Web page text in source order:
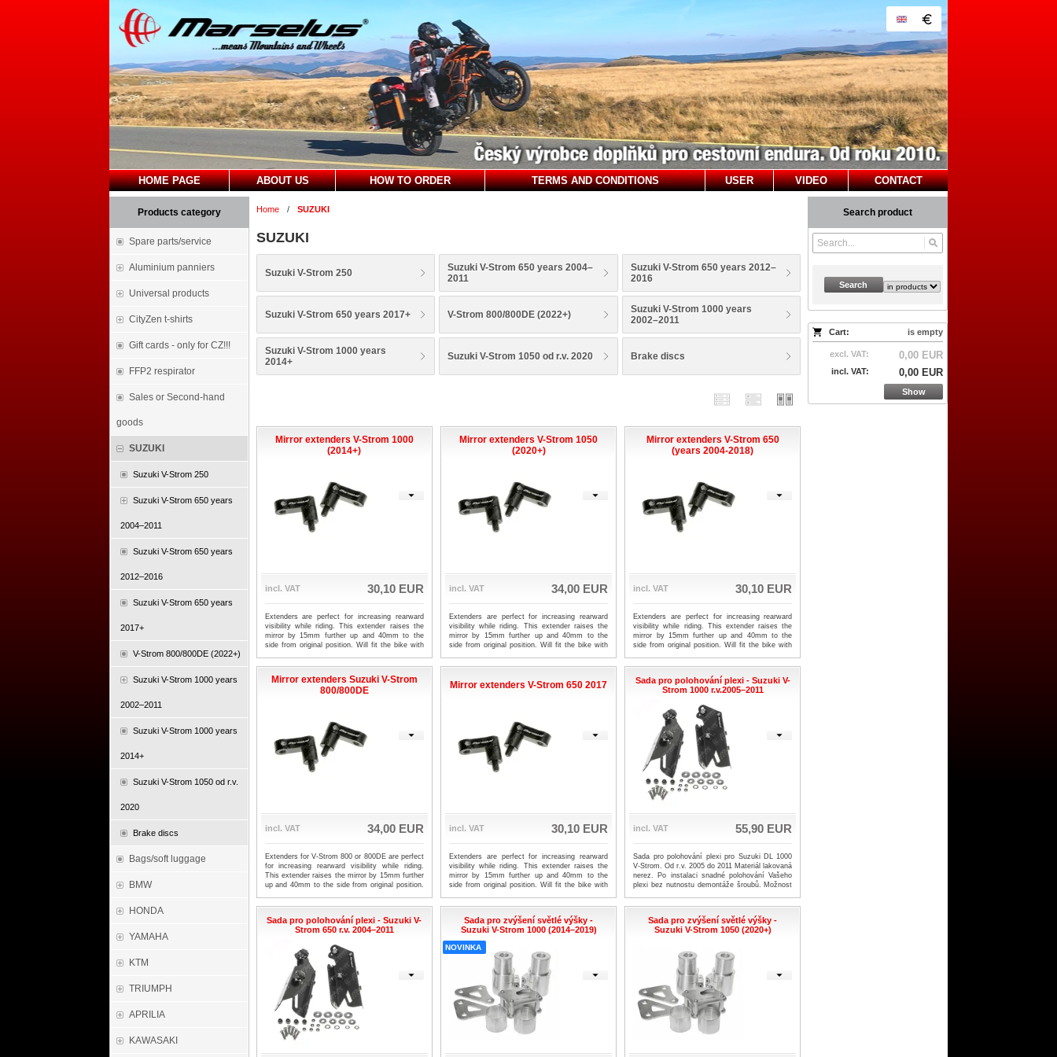
HOME PAGE ABOUT US HOW TO ORDER TERMS AND CONDITIONS USER VIDEO CONTACT
Products category
Spare parts/service
Aluminium panniers
Universal products
CityZen t-shirts
Gift cards - only for CZ!!!
FFP2 respirator
Sales or Second-hand
goods
SUZUKI
Suzuki V-Strom 250
Suzuki V-Strom 650 years
2004–2011
Suzuki V-Strom 650 years
2012–2016
Suzuki V-Strom 650 years
2017+
V-Strom 800/800DE (2022+)
Suzuki V-Strom 1000 years
2002–2011
Suzuki V-Strom 1000 years
2014+
Suzuki V-Strom 1050 od r.v.
2020
Brake discs
Bags/soft luggage
BMW
HONDA
YAMAHA
KTM
TRIUMPH
APRILIA
KAWASAKI
Search product
Search
Cart: is empty
excl. VAT: 0,00 EUR
incl. VAT: 0,00 EUR
Show
Home / SUZUKI
SUZUKI
Suzuki V-Strom 250
Suzuki V-Strom 650 years 2004–
2011
Suzuki V-Strom 650 years 2012–
2016
Suzuki V-Strom 650 years 2017+ V-Strom 800/800DE (2022+)
Suzuki V-Strom 1000 years
2002–2011
Suzuki V-Strom 1000 years
2014+
Suzuki V-Strom 1050 od r.v. 2020 Brake discs
Mirror extenders V-Strom 1000
(2014+)
incl. VAT 30,10 EUR
Extenders are perfect for increasing rearward
visibility while riding. This extender raises the
mirror by 15mm further up and 40mm to the
side from original position. Will fit the bike with
Supplied as a pair.
Mirror extenders V-Strom 1050
(2020+)
incl. VAT 34,00 EUR
Extenders are perfect for increasing rearward
visibility while riding. This extender raises the
mirror by 15mm further up and 40mm to the
side from original position. Will fit the bike with
Supplied as a pair.
Mirror extenders V-Strom 650
(years 2004-2018)
incl. VAT 30,10 EUR
Extenders are perfect for increasing rearward
visibility while riding. This extender raises the
mirror by 15mm further up and 40mm to the
side from original position. Will fit the bike with
Supplied as a pair.
Mirror extenders Suzuki V-Strom
800/800DE
incl. VAT 34,00 EUR
Extenders for V-Strom 800 or 800DE are perfect
for increasing rearward visibility while riding.
This extender raises the mirror by 15mm further
up and 40mm to the side from original position.
Mirror extenders V-Strom 650 2017
incl. VAT 30,10 EUR
Extenders are perfect for increasing rearward
visibility while riding. This extender raises the
mirror by 15mm further up and 40mm to the
side from original position. Will fit the bike with
Supplied as a pair.
Sada pro polohování plexi - Suzuki V-
Strom 1000 r.v.2005–2011
incl. VAT 55,90 EUR
Sada pro polohování plexi pro Suzuki DL 1000
V-Strom. Od r.v. 2005 do 2011 Materiál lakovaná
nerez. Po instalaci snadné polohování Vašeho
plexi bez nutnostu demontáže šroubů. Možnost
níže v odkaze.
Sada pro polohování plexi - Suzuki V-
Strom 650 r.v. 2004–2011
Sada pro zvýšení světlé výšky -
Suzuki V-Strom 1000 (2014–2019)
NOVINKA
Sada pro zvýšení světlé výšky -
Suzuki V-Strom 1050 (2020+)